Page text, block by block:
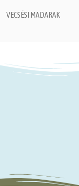
VECSÉSI MADARAK